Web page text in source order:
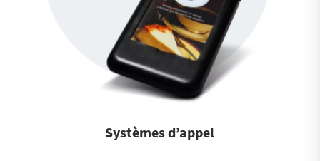
Systèmes d’appel